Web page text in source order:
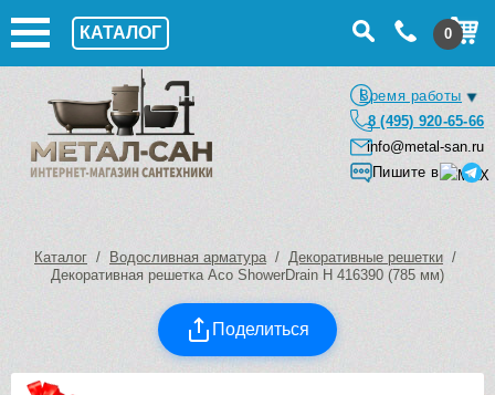
КАТАЛОГ 0
Время работы
8 (495) 920-65-66
info@metal-san.ru
Пишите в
Каталог / Водосливная арматура/ Декоративные решетки /
Декоративная решетка Aco ShowerDrain H 416390 (785 мм)
Поделиться